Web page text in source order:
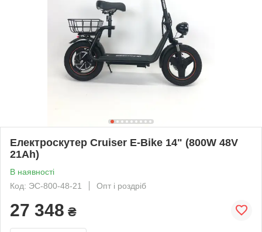
Електроскутер Cruiser E-Bike 14" (800W 48V
21Ah)
В наявності
Код: ЭС-800-48-21
Опт і роздріб
27 348 ₴